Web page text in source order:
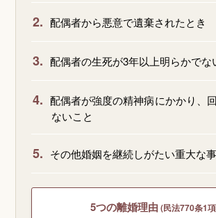
2. 配偶者から悪意で遺棄されたとき
3. 配偶者の生死が3年以上明らかでな
4. 配偶者が強度の精神病にかかり、
ないこと
5. その他婚姻を継続しがたい重大な
5つの離婚理由 (民法770条1